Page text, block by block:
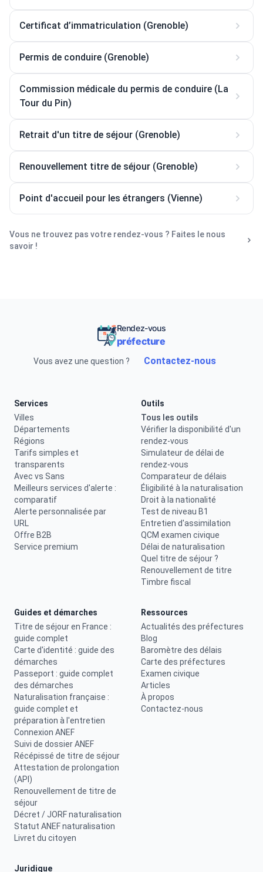
Certificat d’immatriculation (Grenoble)
Permis de conduire (Grenoble)
Commission médicale du permis de conduire (La
Tour du Pin)
Retrait d'un titre de séjour (Grenoble)
Renouvellement titre de séjour (Grenoble)
Point d'accueil pour les étrangers (Vienne)
Vous ne trouvez pas votre rendez-vous ? Faites le nous
savoir !
Rendez-vous
préfecture
Vous avez une question ? Contactez-nous
Services
Villes
Départements
Régions
Tarifs simples et
transparents
Avec vs Sans
Meilleurs services d'alerte :
comparatif
Alerte personnalisée par
URL
Offre B2B
Service premium
Outils
Tous les outils
Vérifier la disponibilité d'un
rendez-vous
Simulateur de délai de
rendez-vous
Comparateur de délais
Éligibilité à la naturalisation
Droit à la nationalité
Test de niveau B1
Entretien d'assimilation
QCM examen civique
Délai de naturalisation
Quel titre de séjour ?
Renouvellement de titre
Timbre fiscal
Guides et démarches
Titre de séjour en France :
guide complet
Carte d'identité : guide des
démarches
Passeport : guide complet
des démarches
Naturalisation française :
guide complet et
préparation à l'entretien
Connexion ANEF
Suivi de dossier ANEF
Récépissé de titre de séjour
Attestation de prolongation
(API)
Renouvellement de titre de
séjour
Décret / JORF naturalisation
Statut ANEF naturalisation
Livret du citoyen
Ressources
Actualités des préfectures
Blog
Baromètre des délais
Carte des préfectures
Examen civique
Articles
À propos
Contactez-nous
Juridique